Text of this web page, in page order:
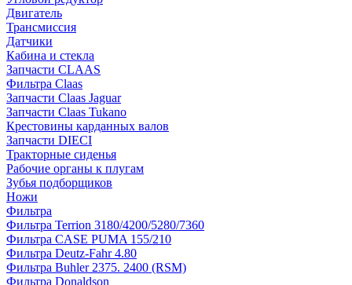
Двигатель
Трансмиссия
Датчики
Кабина и стекла
Запчасти CLAAS
Фильтра Claas
Запчасти Claas Jaguar
Запчасти Claas Tukano
Крестовины карданных валов
Запчасти DIECI
Тракторные сиденья
Рабочие органы к плугам
Зубья подборщиков
Ножи
Фильтра
Фильтра Terrion 3180/4200/5280/7360
Фильтра CASE PUMA 155/210
Фильтра Deutz-Fahr 4.80
Фильтра Buhler 2375. 2400 (RSM)
Фильтра Donaldson